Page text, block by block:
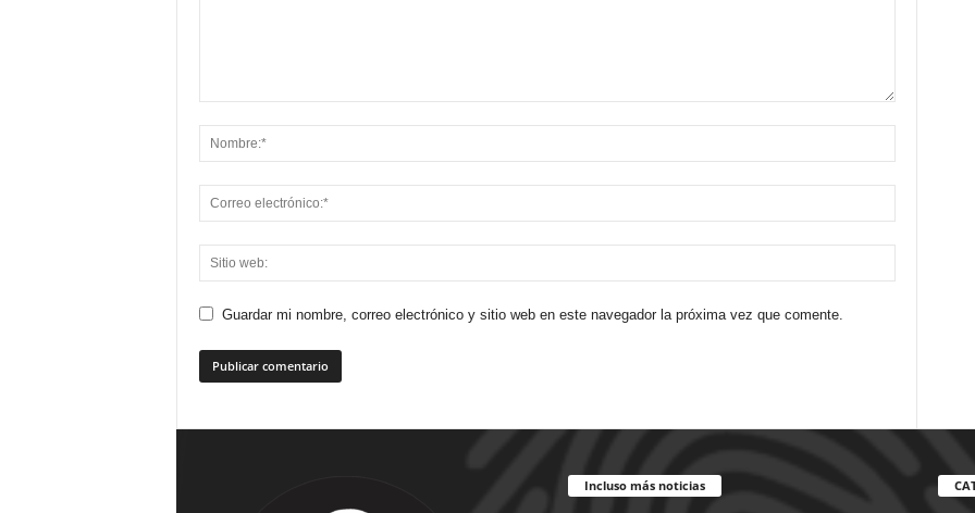
Guardar mi nombre, correo electrónico y sitio web en este navegador la próxima vez que comente.
Incluso más noticias